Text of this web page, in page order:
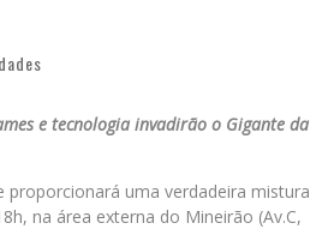
e tecnologia invadirão o Gigante da
proporcionará uma verdadeira mistura
na área externa do Mineirão (Av.C,